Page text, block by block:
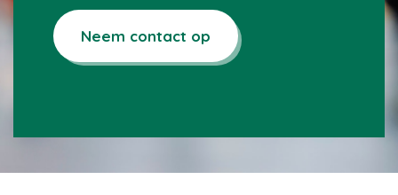
Neem contact op